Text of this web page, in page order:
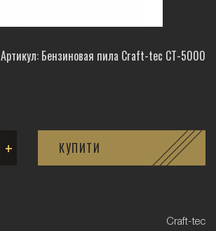
Артикул: Бензиновая пила Craft-tec СТ-5000
+ КУПИТИ
Craft-tec